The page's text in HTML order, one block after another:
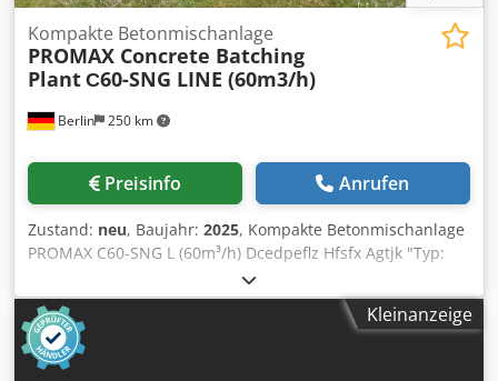
Berlin 250 km
Kompakte Betonmischanlage
PROMAX Concrete Batching
PlantС60-SNG LINE (60m3/h)
Preisinfo Anrufen
Zustand: neu, Baujahr: 2025, Kompakte Betonmischanlage
PROMAX C60-SNG L (60m³/h) Dcedpeflz Hfsfx Agtjk "Typ:
Kompakte Betonmischanlage mit Einwellenmischer
Kapazität: 60 m³ / Stunde frisch gepresster Beton
Mischerkapazität: 1500/1000 lt (1m³ Druckbeton)
Zentralschmiersystem Marke: ILC (Made in Italy)
Steuersystem: Vollautomatischer PC - SPS - Drucker.
Kleinanzeige